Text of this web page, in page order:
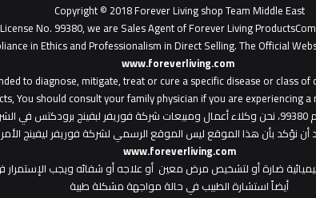
Copyright © 2018 Forever Living shop Team Middle East
No. 99380, we are Sales Agent of Forever Living
in Ethics and Professionalism in Direct Selling. The Official
www.foreverliving.com
to diagnose, mitigate, treat or cure a specific disease or class
You should consult your family physician if you are experiencing a
: هذا الموقع من ملك لشركة فوريفر ليفينج شوب ش.م.ح - رخصة تجارية رقم 99380، نحن وكلاء أعمال
أن نؤكد بأن هذا الموقع ليس الموقع الرسمي لشركة فوريفر ليفينج
www.foreverliving.com
ضارة أو لتشخيص مرض معين أو علاجه أو شفائه ويجب الإستمرار
أيضاً استشارة الطبيب في حالة مواجهة مشكلة طبية